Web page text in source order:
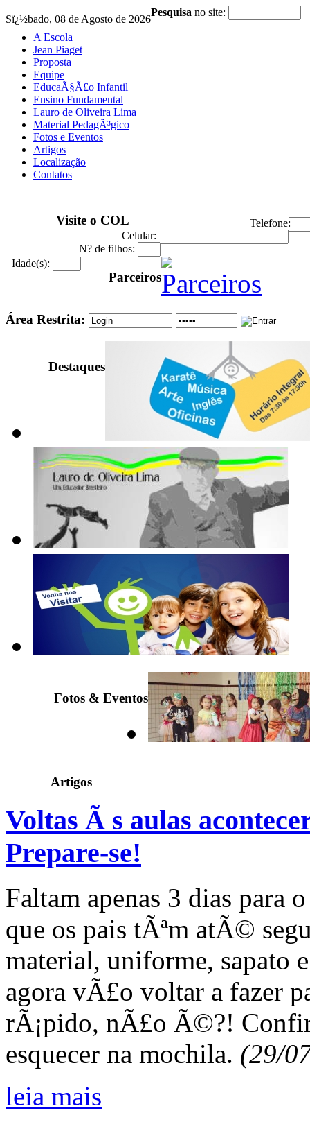
Sï¿½bado, 08 de Agosto de 2026
Pesquisa no site:
A Escola
Jean Piaget
Proposta
Equipe
EducaÃ§Ã£o Infantil
Ensino Fundamental
Lauro de Oliveira Lima
Material PedagÃ³gico
Fotos e Eventos
Artigos
Localização
Contatos
Visite o COL
Telefone:
Celular:
N? de filhos:
Idade(s):
Parceiros
Área Restrita:
Destaques
Fotos & Eventos
Artigos
Voltas Ã s aulas
Prepare-se!
Faltam apenas 3 dias para
que os pais tÃªm atÃ©
material, uniforme, sapato
agora vÃ£o voltar a fazer
rÃ¡pido, nÃ£o Ã©?!
esquecer na mochila. (29/
leia mais